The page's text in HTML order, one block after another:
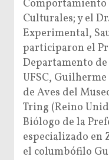
Comportamiento
Culturales; y el
Experimental,
participaron el
Departamento
UFSC,
de Aves del
Tring (Reino
Biólogo de la
especializado en
el columbófilo